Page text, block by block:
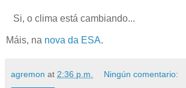
Si, o clima está cambiando...
Máis, na nova da ESA.
agremon at 2:36 p.m. Ningún comentario: